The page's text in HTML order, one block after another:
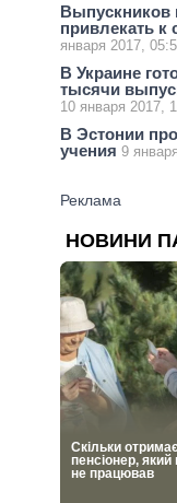
Выпускников
привлекать
января 2017,
В Украине
тысячи
10 января 2017,
В Эстонии
учения 9